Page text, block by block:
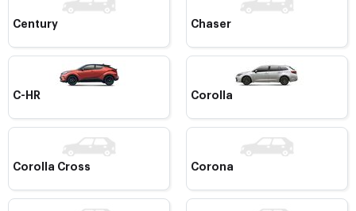
Century Chaser
C-HR Corolla
Corolla Cross Corona